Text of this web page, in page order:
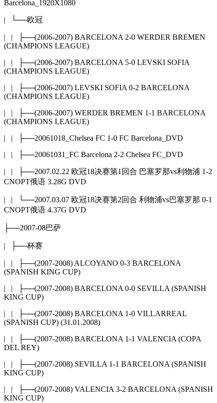
Barcelona_1920X1080
| └──欧冠
| | ├──(2006-2007) BARCELONA 2-0 WERDER BREMEN
(CHAMPIONS LEAGUE)
| | ├──(2006-2007) BARCELONA 5-0 LEVSKI SOFIA
(CHAMPIONS LEAGUE)
| | ├──(2006-2007) LEVSKI SOFIA 0-2 BARCELONA
(CHAMPIONS LEAGUE)
| | ├──(2006-2007) WERDER BREMEN 1-1 BARCELONA
(CHAMPIONS LEAGUE)
| | ├──20061018_Chelsea FC 1-0 FC Barcelona_DVD
| | ├──20061031_FC Barcelona 2-2 Chelsea FC_DVD
| | ├──2007.02.22 欧冠18决赛第1回合 巴塞罗那vs利物浦 1-2
CNOPT俄语 3.28G DVD
| | └──2007.03.07 欧冠18决赛第2回合 利物浦vs巴塞罗那 0-1
CNOPT俄语 4.37G DVD
├──2007-08巴萨
| ├──杯赛
| | ├──(2007-2008) ALCOYANO 0-3 BARCELONA
(SPANISH KING CUP)
| | ├──(2007-2008) BARCELONA 0-0 SEVILLA (SPANISH
KING CUP)
| | ├──(2007-2008) BARCELONA 1-0 VILLARREAL
(SPANISH CUP) (31.01.2008)
| | ├──(2007-2008) BARCELONA 1-1 VALENCIA (COPA
DEL REY)
| | ├──(2007-2008) SEVILLA 1-1 BARCELONA (SPANISH
KING CUP)
| | ├──(2007-2008) VALENCIA 3-2 BARCELONA (SPANISH
KING CUP)